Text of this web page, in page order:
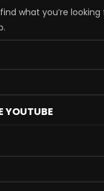
what you’re looking
YOUTUBE